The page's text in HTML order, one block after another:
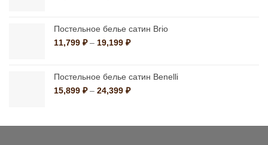
–
19,199 ₽
Постельное белье сатин Brio
11,799 ₽ – 19,199 ₽Диапазон
–
19,199 ₽
Постельное белье сатин Benelli
15,899 ₽ – 24,399 ₽Диапазон
–